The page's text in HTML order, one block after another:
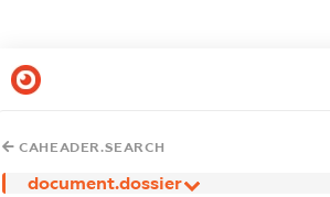
CAHEADER.SEARCH
document.dossier